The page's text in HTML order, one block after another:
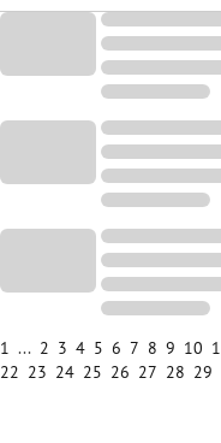
1 ... 2 3 4 5 6 7 8 9 10
22 23 24 25 26 27 28 29